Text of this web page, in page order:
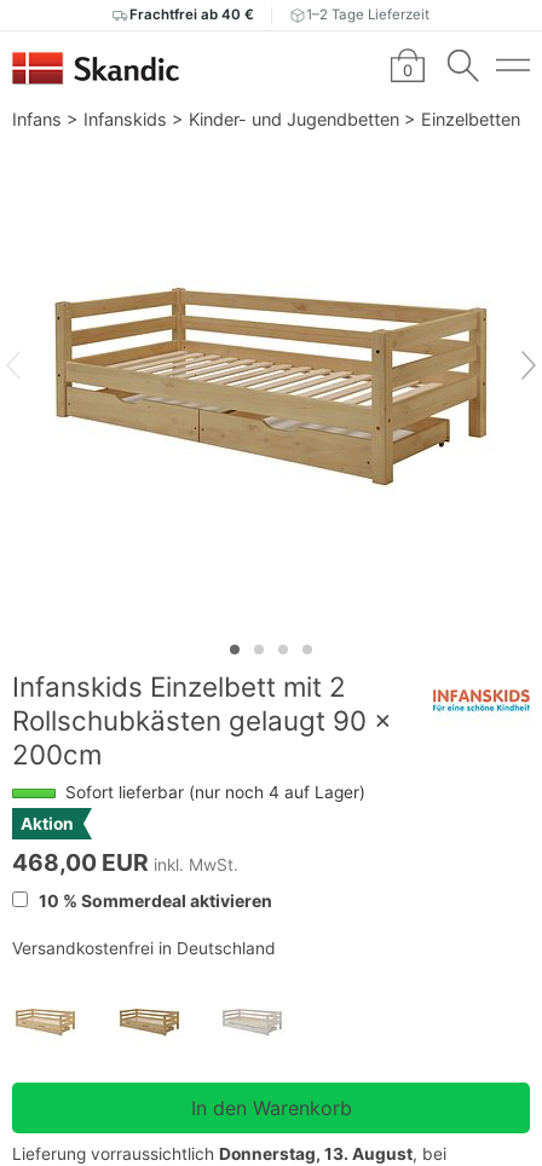
Frachtfrei ab 40 € 1–2 Tage Lieferzeit
0
Infans > Infanskids > Kinder- und Jugendbetten > Einzelbetten
Infanskids Einzelbett mit 2
Rollschubkästen gelaugt 90 x
200cm
Sofort lieferbar (nur noch 4 auf Lager)
Aktion
468,00 EUR inkl. MwSt.
10 % Sommerdeal aktivieren
Versandkostenfrei in Deutschland
Lieferung vorraussichtlich Donnerstag, 13. August, bei